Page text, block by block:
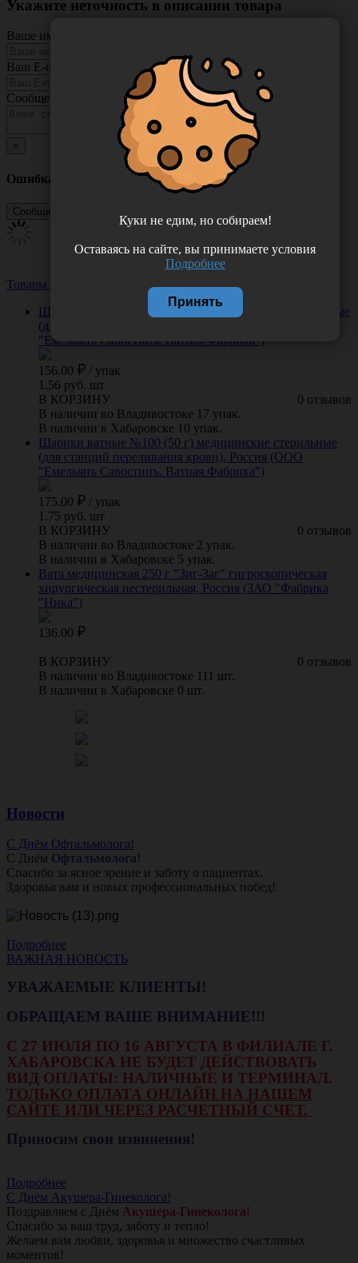
Укажите неточность в описании товара
Ваше имя
Ваш E-mail
Сообщение
×
Ошибка
Товары из этой категории
Посмотреть все
Шарики ватные №100 (50 г) медицинские нестерильные
(для станций переливания крови), Россия (ООО
"Емельянъ Савостинъ. Ватная Фабрика")
156.00 / упак
1.56 руб. шт
0 отзывов
В КОРЗИНУ
В наличии во Владивостоке 17 упак.
В наличии в Хабаровске 10 упак.
Шарики ватные №100 (50 г) медицинские стерильные
(для станций переливания крови), Россия (ООО
"Емельянъ Савостинъ. Ватная Фабрика")
175.00 / упак
1.75 руб. шт
0 отзывов
В КОРЗИНУ
В наличии во Владивостоке 2 упак.
В наличии в Хабаровске 5 упак.
Вата медицинская 250 г "Зиг-Заг" гигроскопическая
хирургическая нестерильная, Россия (ЗАО "Фабрика
"Ника")
136.00
0 отзывов
В КОРЗИНУ
В наличии во Владивостоке 111 шт.
В наличии в Хабаровске 0 шт.
Новости
С Днём Офтальмолога!
С Днём Офтальмолога!
Спасибо за ясное зрение и заботу о пациентах.
Здоровья вам и новых профессиональных побед!
Подробнее
ВАЖНАЯ НОВОСТЬ
УВАЖАЕМЫЕ КЛИЕНТЫ!
ОБРАЩАЕМ ВАШЕ ВНИМАНИЕ!!!
С 27 ИЮЛЯ ПО 16 АВГУСТА В ФИЛИАЛЕ Г.
ХАБАРОВСКА НЕ БУДЕТ ДЕЙСТВОВАТЬ
ВИД ОПЛАТЫ: НАЛИЧНЫЕ И ТЕРМИНАЛ.
ТОЛЬКО ОПЛАТА ОНЛАЙН НА НАШЕМ
САЙТЕ ИЛИ ЧЕРЕЗ РАСЧЕТНЫЙ СЧЕТ.
Приносим свои извинения!
Подробнее
С Днём Акушера-Гинеколога!
Поздравляем с Днём Акушера-Гинеколога!
Спасибо за ваш труд, заботу и тепло!
Желаем вам любви, здоровья и множество счастливых
моментов!
Куки не едим, но собираем!
Оставаясь на сайте, вы принимаете условия
Подробнее
Принять